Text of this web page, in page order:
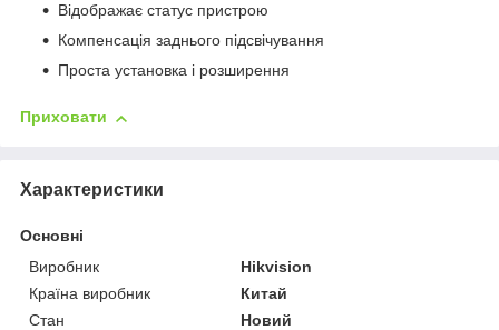
Відображає статус пристрою
Компенсація заднього підсвічування
Проста установка і розширення
Приховати
Характеристики
Основні
Виробник
Hikvision
Країна виробник
Китай
Стан
Новий